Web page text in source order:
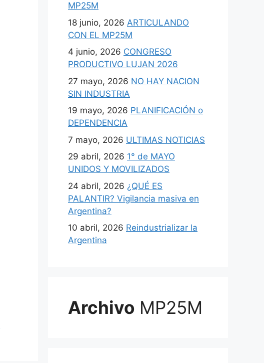
MP25M
18 junio, 2026 ARTICULANDO
CON EL MP25M
4 junio, 2026 CONGRESO
PRODUCTIVO LUJAN 2026
27 mayo, 2026 NO HAY NACION
SIN INDUSTRIA
19 mayo, 2026 PLANIFICACIÓN o
DEPENDENCIA
7 mayo, 2026 ULTIMAS NOTICIAS
29 abril, 2026 1° de MAYO
UNIDOS Y MOVILIZADOS
24 abril, 2026 ¿QUÉ ES
PALANTIR? Vigilancia masiva en
Argentina?
10 abril, 2026 Reindustrializar la
Argentina
Archivo MP25M